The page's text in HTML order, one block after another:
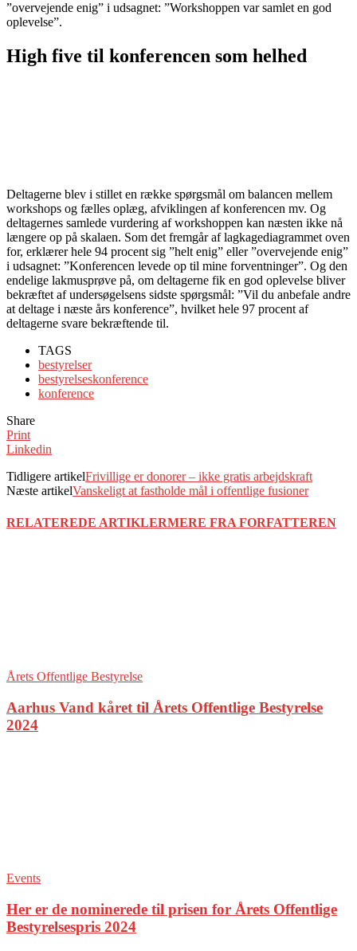
”overvejende enig” i udsagnet: ”Workshoppen var samlet en god
oplevelse”.
High five til konferencen som helhed
Deltagerne blev i stillet en række spørgsmål om balancen mellem
workshops og fælles oplæg, afviklingen af konferencen mv. Og
deltagernes samlede vurdering af workshoppen kan næsten ikke nå
længere op på skalaen. Som det fremgår af lagkagediagrammet oven
for, erklærer hele 94 procent sig ”helt enig” eller ”overvejende enig”
i udsagnet: ”Konferencen levede op til mine forventninger”. Og den
endelige lakmusprøve på, om deltagerne fik en god oplevelse bliver
bekræftet af undersøgelsens sidste spørgsmål: ”Vil du anbefale andre
at deltage i næste års konference”, hvilket hele 97 procent af
deltagerne svare bekræftende til.
TAGS
bestyrelser
bestyrelseskonference
konference
Share
Print
Linkedin
Tidligere artikelFrivillige er donorer – ikke gratis arbejdskraft
Næste artikelVanskeligt at fastholde mål i offentlige fusioner
RELATEREDE ARTIKLERMERE FRA FORFATTEREN
Årets Offentlige Bestyrelse
Aarhus Vand kåret til Årets Offentlige Bestyrelse
2024
Events
Her er de nominerede til prisen for Årets Offentlige
Bestyrelsespris 2024